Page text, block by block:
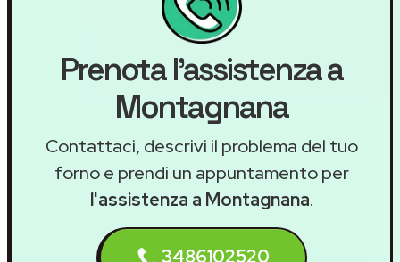
Prenota l'assistenza a
Montagnana
Contattaci, descrivi il problema del tuo
forno e prendi un appuntamento per
l'assistenza a Montagnana.
3486102520